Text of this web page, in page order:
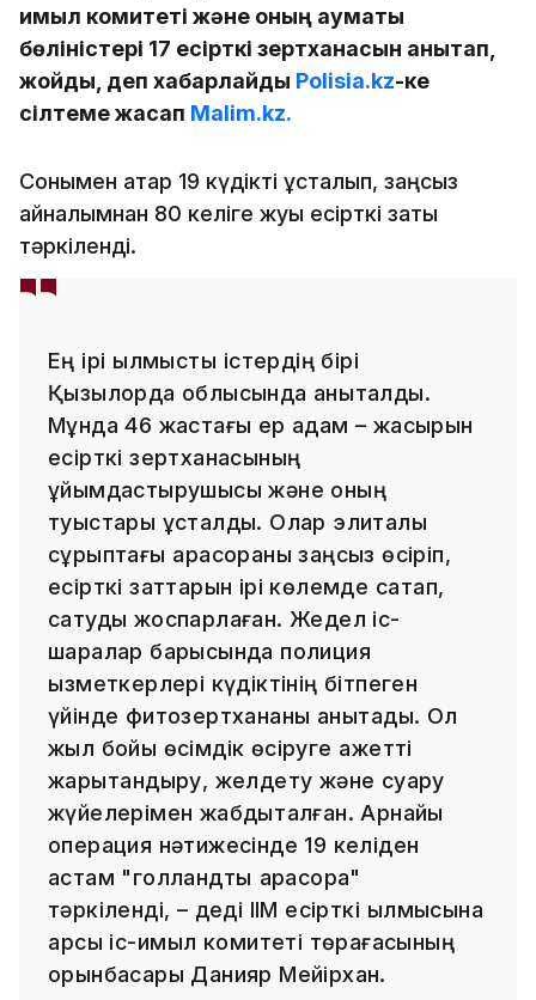
қимыл комитеті және оның аумақтық
бөліністері 17 есірткі зертханасын анықтап,
жойды, деп хабарлайды Polisia.kz-ке
сілтеме жасап Malim.kz.
Сонымен қатар 19 күдікті ұсталып, заңсыз
айналымнан 80 келіге жуық есірткі заты
тәркіленді.
Ең ірі қылмыстық істердің бірі
Қызылорда облысында анықталды.
Мұнда 46 жастағы ер адам – жасырын
есірткі зертханасының
ұйымдастырушысы және оның
туыстары ұсталды. Олар элиталық
сұрыптағы қарасораны заңсыз өсіріп,
есірткі заттарын ірі көлемде сақтап,
сатуды жоспарлаған. Жедел іс-
шаралар барысында полиция
қызметкерлері күдіктінің бітпеген
үйінде фитозертхананы анықтады. Ол
жыл бойы өсімдік өсіруге қажетті
жарықтандыру, желдету және суару
жүйелерімен жабдықталған. Арнайы
операция нәтижесінде 19 келіден
астам "голландтық қарасора"
тәркіленді, – деді ІІМ есірткі қылмысына
қарсы іс-қимыл комитеті төрағасының
орынбасары Данияр Мейірхан.